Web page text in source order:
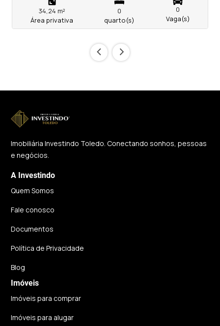
34,24 m²
Área privativa
0
quarto(s)
0
Vaga(s)
‹ ›
Imobiliária Investindo Toledo. Conectando sonhos, pessoas
e negócios.
A Investindo
Quem Somos
Fale conosco
Documentos
Política de Privacidade
Blog
Imóveis
Imóveis para comprar
Imóveis para alugar